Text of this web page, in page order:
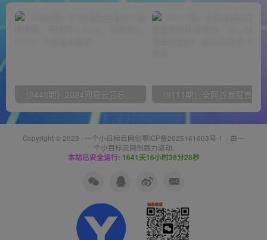
Copyright © 2023 · 一个小目标云网创鄂ICP备2025161603号-1 · 由一
个小目标云网创强力驱动.
本站已安全运行: 1641天16小时38分29秒